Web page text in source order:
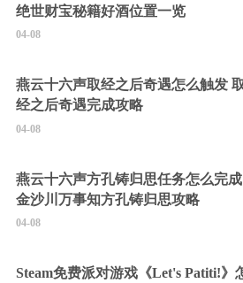
绝世财宝秘籍好酒位置一览
04-08
燕云十六声取经之后奇遇怎么触发
经之后奇遇完成攻略
04-08
燕云十六声方孔铸归思任务怎么完成
金沙川万事知方孔铸归思攻略
04-08
Steam免费派对游戏《Let's Patiti!》